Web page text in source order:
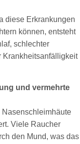
diese Erkrankungen
können, entsteht
schlechter
Krankheitsanfälligkeit
und vermehrte
Viele Raucher
den Mund, was das